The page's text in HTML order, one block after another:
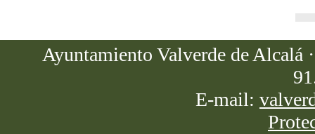
Ayuntamiento Valverde de Alcalá
E-mail: